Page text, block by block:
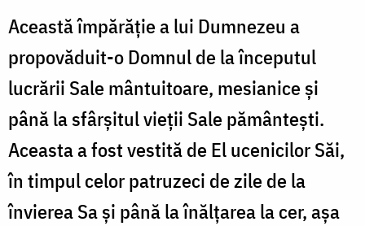
Această împărăţie a lui Dumnezeu a
propovăduit-o Domnul de la începutul
lucrării Sale mântuitoare, mesianice şi
până la sfârşitul vieţii Sale pământeşti.
Aceasta a fost vestită de El ucenicilor Săi,
în timpul celor patruzeci de zile de la
învierea Sa şi până la înălţarea la cer, aşa